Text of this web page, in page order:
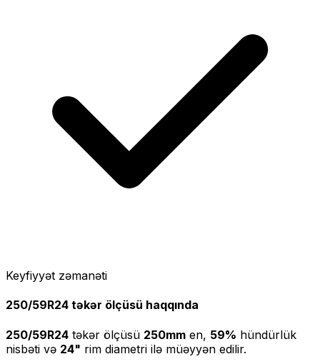
Keyfiyyət zəmanəti
250/59R24 təkər ölçüsü haqqında
250/59R24 təkər ölçüsü 250mm en, 59% hündürlük
nisbəti və 24" rim diametri ilə müəyyən edilir.